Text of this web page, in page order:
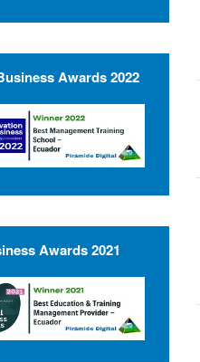
Awards 2022
Awards 2021